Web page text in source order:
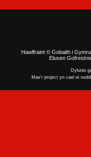
Hawlfraint © Gobaith i
Elusen
Dylunio
Mae'r project yn cael ei